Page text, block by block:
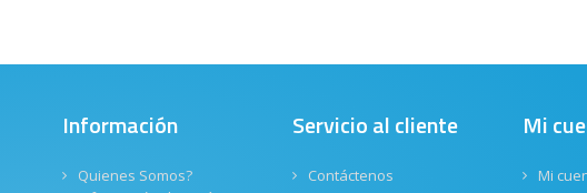
Información
Quienes Somos?
Servicio al cliente
Contáctenos
Mi
Mi